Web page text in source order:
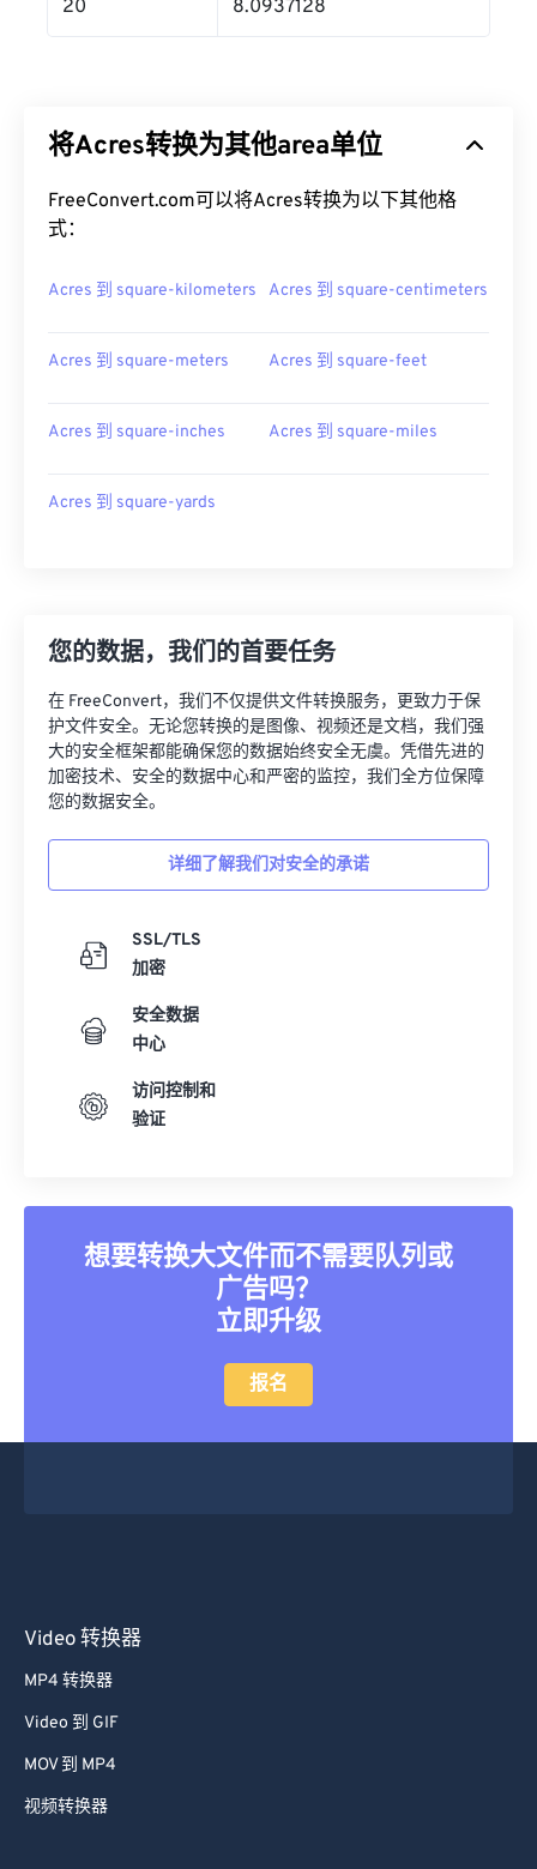
20 8.0937128
将Acres转换为其他area单位
FreeConvert.com可以将Acres转换为以下其他格
式：
Acres 到 square-kilometers Acres 到 square-centimeters
Acres 到 square-meters Acres 到 square-feet
Acres 到 square-inches Acres 到 square-miles
Acres 到 square-yards
您的数据，我们的首要任务
在 FreeConvert，我们不仅提供文件转换服务，更致力于保
护文件安全。无论您转换的是图像、视频还是文档，我们强
大的安全框架都能确保您的数据始终安全无虞。凭借先进的
加密技术、安全的数据中心和严密的监控，我们全方位保障
您的数据安全。
详细了解我们对安全的承诺
SSL/TLS
加密
安全数据
中心
访问控制和
验证
想要转换大文件而不需要队列或
广告吗？
立即升级
报名
Video 转换器
MP4 转换器
Video 到 GIF
MOV 到 MP4
视频转换器